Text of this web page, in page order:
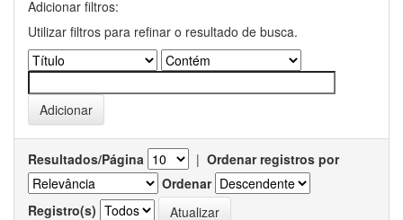
Adicionar filtros:
Utilizar filtros para refinar o resultado de busca.
Resultados/Página | Ordenar registros por
Ordenar
Registro(s)